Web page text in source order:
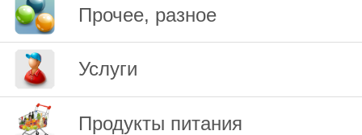
Прочее, разное
Услуги
Продукты питания